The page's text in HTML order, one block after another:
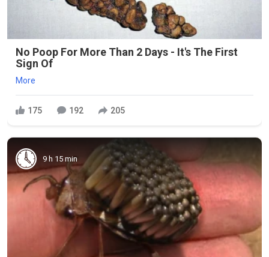
No Poop For More Than 2 Days - It's The First
Sign Of
More
175 192 205
9 h 15 min